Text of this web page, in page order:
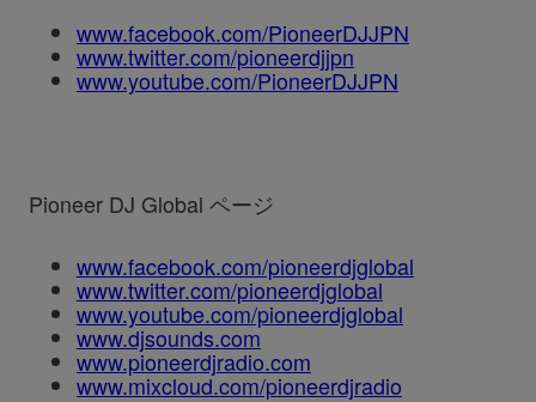
www.facebook.com/PioneerDJJPN
www.twitter.com/pioneerdjjpn
www.youtube.com/PioneerDJJPN
Pioneer DJ Global ページ
www.facebook.com/pioneerdjglobal
www.twitter.com/pioneerdjglobal
www.youtube.com/pioneerdjglobal
www.djsounds.com
www.pioneerdjradio.com
www.mixcloud.com/pioneerdjradio